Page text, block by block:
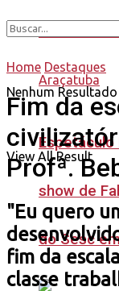
Espetáculo
show de
do Sesc
Nenhum Resultado
View All Result
Home Destaques
Fim da
Profª.
"Eu quero
fim da
classe